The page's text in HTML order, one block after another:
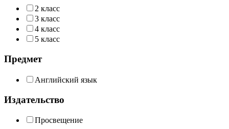
2 класс
3 класс
4 класс
5 класс
Предмет
Английский язык
Издательство
Просвещение